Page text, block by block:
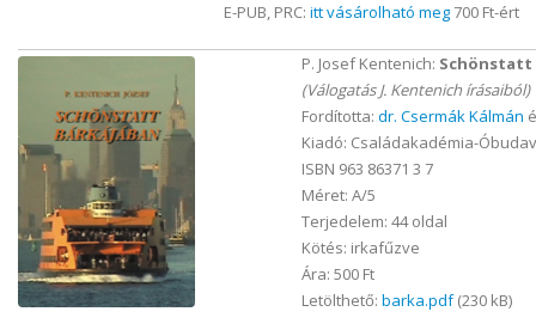
E-PUB, PRC: itt vásárolható meg 700 Ft-ért
P. Josef Kentenich: Schönstatt
(Válogatás J. Kentenich írásaiból)
Fordította: dr. Csermák Kálmán
Kiadó: Családakadémia-
ISBN 963 86371 3 7
Méret: A/5
Terjedelem: 44 oldal
Kötés: irkafűzve
Ára: 500 Ft
Letölthető: barka.pdf(230 kB)